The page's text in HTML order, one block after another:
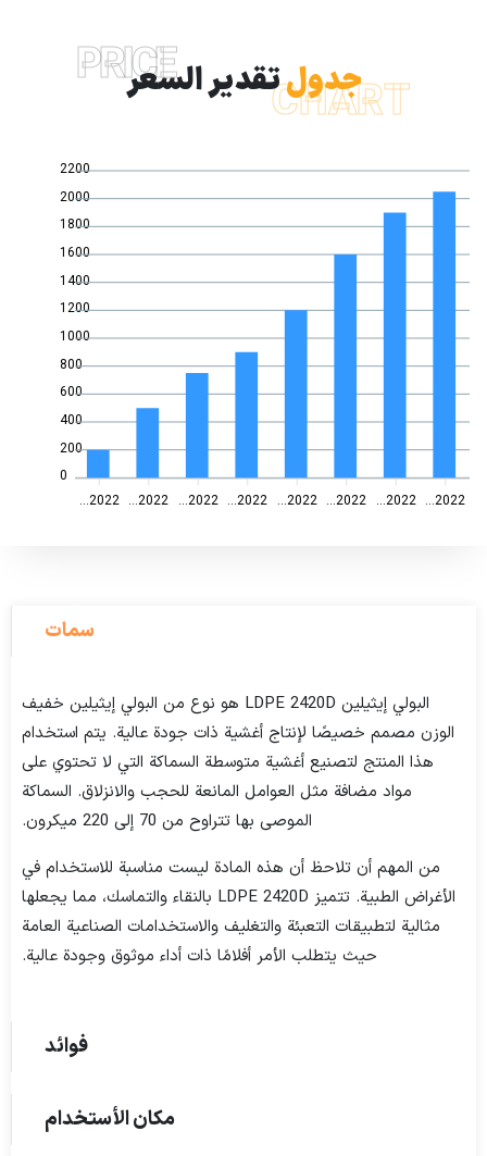
PRICE جدولتقدير السعرCHART
2200
2000
1800
1600
1400
1200
1000
800
600
400
200
0
2022...
2022... 2022... 2022... 2022... 2022... 2022... 2022...
سمات
البولي إيثيلين LDPE 2420D هو نوع من البولي إيثيلين خفيف
الوزن مصمم خصيصًا لإنتاج أغشية ذات جودة عالية. يتم استخدام
هذا المنتج لتصنيع أغشية متوسطة السماكة التي لا تحتوي على
مواد مضافة مثل العوامل المانعة للحجب والانزلاق. السماكة
الموصى بها تتراوح من 70 إلى 220 ميكرون.
من المهم أن تلاحظ أن هذه المادة ليست مناسبة للاستخدام في
الأغراض الطبية. تتميز LDPE 2420D بالنقاء والتماسك، مما يجعلها
مثالية لتطبيقات التعبئة والتغليف والاستخدامات الصناعية العامة
حيث يتطلب الأمر أفلامًا ذات أداء موثوق وجودة عالية.
فوائد
مكان الأستخدام